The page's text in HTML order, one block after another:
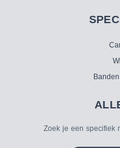
Zoek je een specifiek